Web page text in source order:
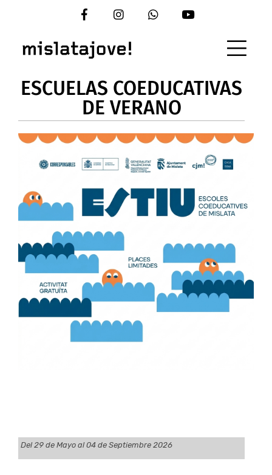
ESCUELAS COEDUCATIVAS
DE VERANO
Del 29 de Mayo al 04 de Septiembre 2026